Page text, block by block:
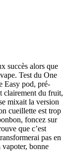
succès alors que
Test du One
Easy pod, pré-
clairement du fruit,
mixait la version
cueillette est trop
foncez sur
que c’est
pas en
vapoter, bonne